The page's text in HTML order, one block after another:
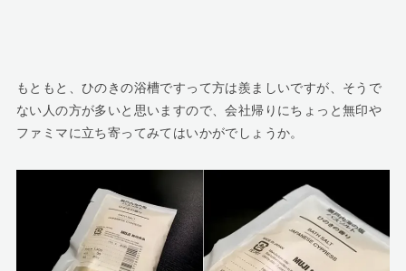
もともと、ひのきの浴槽ですって方は羨ましいですが、そうで
ない人の方が多いと思いますので、会社帰りにちょっと無印や
ファミマに立ち寄ってみてはいかがでしょうか。